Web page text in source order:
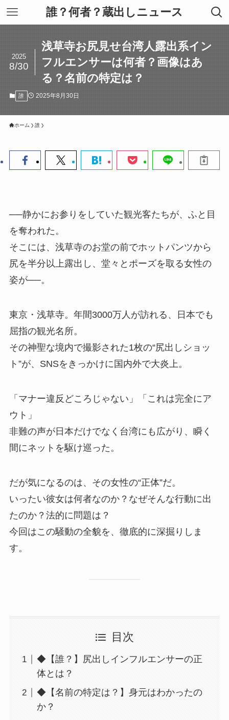
誰？何者？蔵出しニュース
浅草寺お尻見せ台湾人露出系イン
フルエンサーは何者？画像はあ
る？名前の特定は？
2025
8/30
誰 2025年8月30日
ホーム 誰
──静かにお参りをしていた観光客たちが、ふと目
を奪われた。
そこには、浅草寺のお堂の前でホットパンツから
尻を半分以上露出し、堂々とポーズを取る女性の
姿が──。
東京・浅草寺。年間3000万人が訪れる、日本でも
屈指の観光名所。
その神聖な境内で撮影された1枚の“尻出しショッ
ト”が、SNSをきっかけに国内外で大炎上。
「マナー違反どころじゃない」「これは完全にア
ウト」
非難の声が日本だけでなく台湾にも広がり、瞬く
間にネットを駆け巡った。
だが気になるのは、その女性の“正体”だ。
いったい彼女は何者なのか？なぜそんな行動に出
たのか？法的に問題は？
今回はこの騒動の全貌を、徹底的に深掘りしま
す。
目次
◆【誰？】尻出しインフルエンサーの正
体とは？
◆【名前の特定は？】身元はわかったの
か？